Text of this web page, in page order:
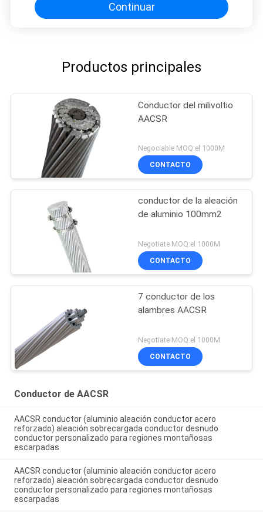
Continuar
Productos principales
Conductor del milivoltio
AACSR
Negociable MOQ:el 1000M
CONTACTO
conductor de la aleación
de aluminio 100mm2
Negotiate MOQ:el 1000M
CONTACTO
7 conductor de los
alambres AACSR
Negotiate MOQ:el 1000M
CONTACTO
Conductor de AACSR
AACSR conductor (aluminio aleación conductor acero
reforzado) aleación sobrecargada conductor desnudo
conductor personalizado para regiones montañosas
escarpadas
AACSR conductor (aluminio aleación conductor acero
reforzado) aleación sobrecargada conductor desnudo
conductor personalizado para regiones montañosas
escarpadas